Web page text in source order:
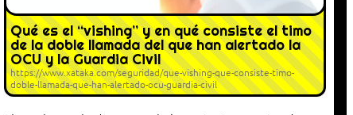
Qué es el “vishing” y en qué consiste el timo
de la doble llamada del que han alertado la
OCU y la Guardia Civil
https://www.xataka.com/seguridad/que-vishing-que-consiste-timo-
doble-llamada-que-han-alertado-ocu-guardia-civil